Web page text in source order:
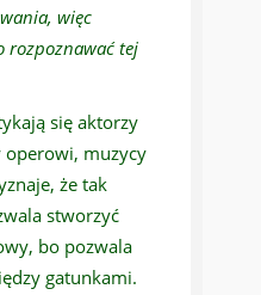
więc
rozpoznawać tej
się aktorzy
operowi, muzycy
że tak
stworzyć
bo pozwala
gatunkami.